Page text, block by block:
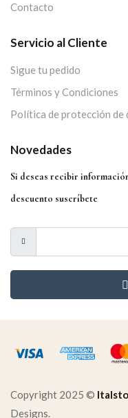
Contacto
Servicio al Cliente
Sigue tu pedido
Términos y Condiciones
Política de protección de
Novedades
Si deseas recibir
descuento suscríbete
Copyright 2025 ©
Designs.